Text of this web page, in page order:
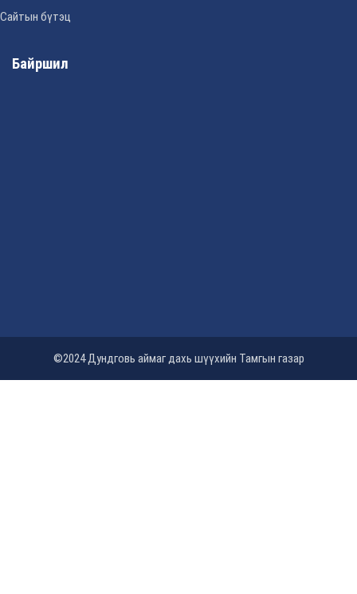
Сайтын бүтэц
Байршил
©2024 Дундговь аймаг дахь шүүхийн Тамгын газар